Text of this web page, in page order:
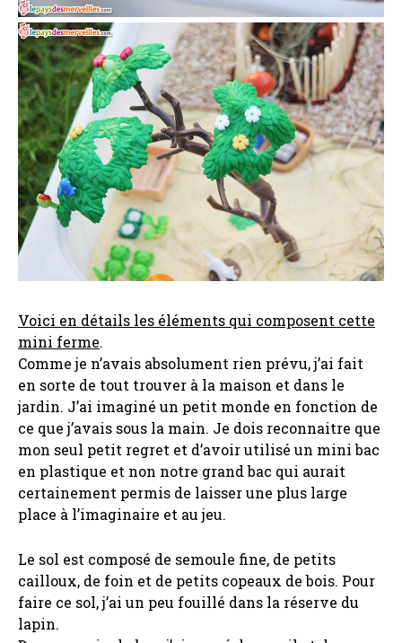
Voici en détails les éléments qui composent cette
mini ferme.
Comme je n’avais absolument rien prévu, j’ai fait
en sorte de tout trouver à la maison et dans le
jardin. J’ai imaginé un petit monde en fonction de
ce que j’avais sous la main. Je dois reconnaitre que
mon seul petit regret et d’avoir utilisé un mini bac
en plastique et non notre grand bac qui aurait
certainement permis de laisser une plus large
place à l’imaginaire et au jeu.
Le sol est composé de semoule fine, de petits
cailloux, de foin et de petits copeaux de bois. Pour
faire ce sol, j’ai un peu fouillé dans la réserve du
lapin.